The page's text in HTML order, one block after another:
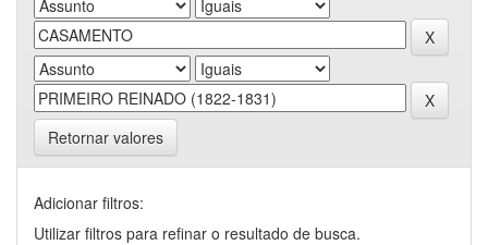
Retornar valores
Adicionar filtros:
Utilizar filtros para refinar o resultado de busca.